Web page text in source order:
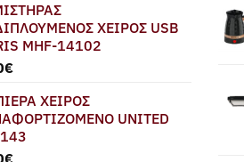
ΧΕΙΡΟΣ USB
MHF-14102
€
ΧΕΙΡΟΣ
UNITED